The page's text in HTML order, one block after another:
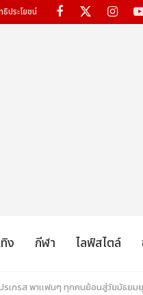
ธิประโยชน์
ง กีฬา ไลฟ์สไตล์
รเกรส พาแฟนๆ ทุกคนย้อนสู่วัยมัธยม